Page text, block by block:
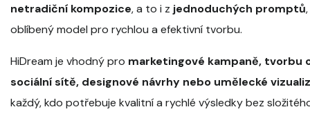
netradiční kompozice, a to i z jednoduchých promptů
oblíbený model pro rychlou a efektivní tvorbu.
HiDream je vhodný pro marketingové kampaně, tvorbu
sociální sítě, designové návrhy nebo umělecké
každý, kdo potřebuje kvalitní a rychlé výsledky bez